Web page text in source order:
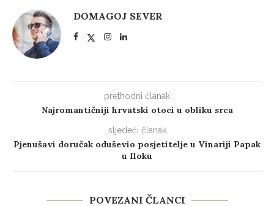
DOMAGOJ SEVER
prethodni članak
Najromantičniji hrvatski otoci u obliku srca
sljedeći članak
Pjenušavi doručak oduševio posjetitelje u Vinariji Papak
u Iloku
POVEZANI ČLANCI